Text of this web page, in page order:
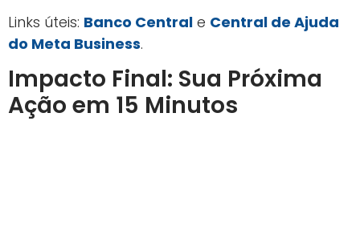
Links úteis: Banco Central e Central de Ajuda
do Meta Business.
Impacto Final: Sua Próxima
Ação em 15 Minutos